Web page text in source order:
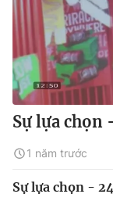
Sự lựa chọn
1 năm trước
Sự lựa chọn -